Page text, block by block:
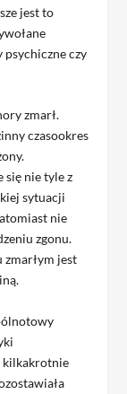
jest to
czy
zmarł.
czasookres
się nie tyle z
sytuacji
nie
zgonu.
zmarłym jest
kilkakrotnie